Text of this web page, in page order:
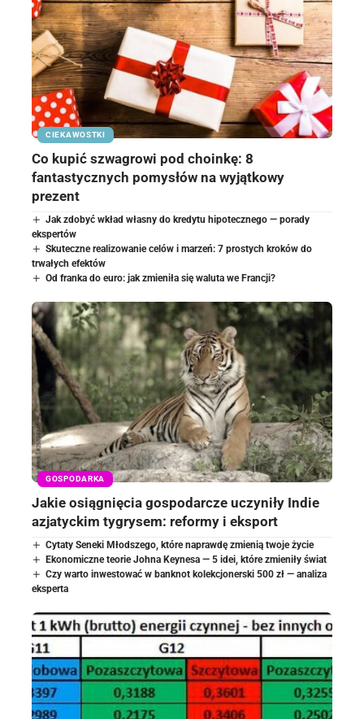
CIEKAWOSTKI
Co kupić szwagrowi pod choinkę: 8
fantastycznych pomysłów na wyjątkowy
prezent
Jak zdobyć wkład własny do kredytu hipotecznego — porady
ekspertów
Skuteczne realizowanie celów i marzeń: 7 prostych kroków do
trwałych efektów
Od franka do euro: jak zmieniła się waluta we Francji?
GOSPODARKA
Jakie osiągnięcia gospodarcze uczyniły Indie
azjatyckim tygrysem: reformy i eksport
Cytaty Seneki Młodszego, które naprawdę zmienią twoje życie
Ekonomiczne teorie Johna Keynesa — 5 idei, które zmieniły świat
Czy warto inwestować w banknot kolekcjonerski 500 zł — analiza
eksperta